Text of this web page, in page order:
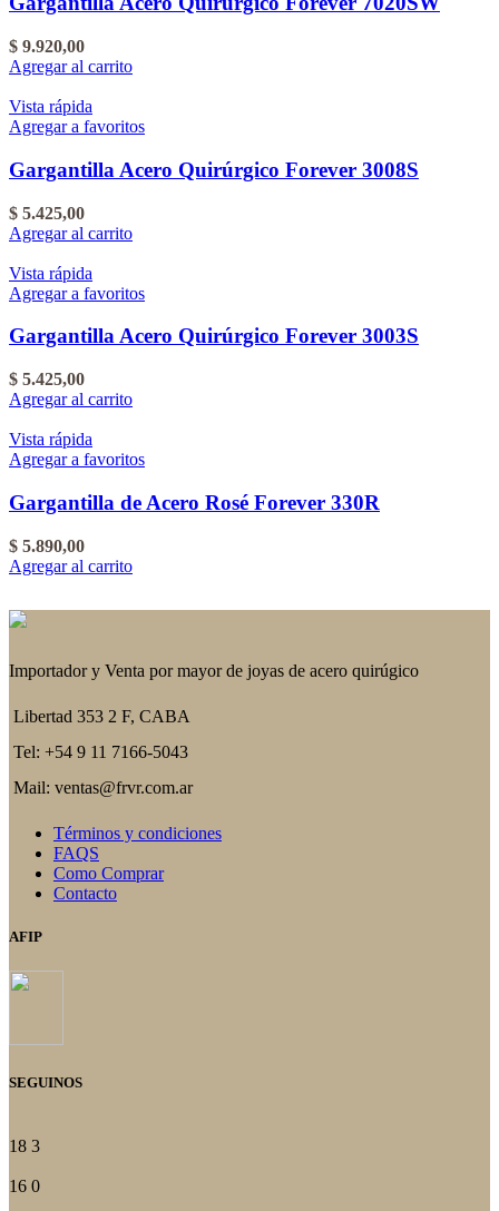
$ 9.920,00
Agregar al carrito
Vista rápida
Agregar a favoritos
Gargantilla Acero Quirúrgico Forever 3008S
$ 5.425,00
Agregar al carrito
Vista rápida
Agregar a favoritos
Gargantilla Acero Quirúrgico Forever 3003S
$ 5.425,00
Agregar al carrito
Vista rápida
Agregar a favoritos
Gargantilla de Acero Rosé Forever 330R
$ 5.890,00
Agregar al carrito
Importador y Venta por mayor de joyas de acero quirúgico
Libertad 353 2 F, CABA
Tel: +54 9 11 7166-5043
Mail: ventas@frvr.com.ar
Términos y condiciones
FAQS
Como Comprar
Contacto
AFIP
SEGUINOS
18 3
16 0